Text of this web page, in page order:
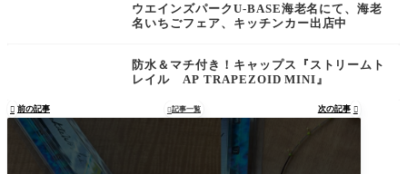
ウエインズパークU-BASE海老名にて、海老
名いちごフェア、キッチンカー出店中
防水＆マチ付き！キャップス『ストリームト
レイル AP TRAPEZOID MINI』
 前の記事 記事一覧 次の記事 